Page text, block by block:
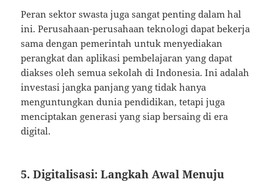
Peran sektor swasta juga sangat penting dalam hal
ini. Perusahaan-perusahaan teknologi dapat bekerja
sama dengan pemerintah untuk menyediakan
perangkat dan aplikasi pembelajaran yang dapat
diakses oleh semua sekolah di Indonesia. Ini adalah
investasi jangka panjang yang tidak hanya
menguntungkan dunia pendidikan, tetapi juga
menciptakan generasi yang siap bersaing di era
digital.
5.Digitalisasi: Langkah Awal Menuju